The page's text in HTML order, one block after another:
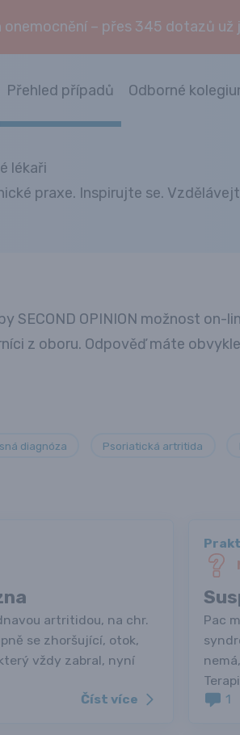
– přes 345 dotazů
Přehled případů Odborné
lékaři
praxe. Inspirujte se.
SECOND OPINION možnost
z oboru. Odpověď máte
diagnóza Psoriatická artritida
artritidou, na chr.
se zhoršující, otok,
vždy zabral, nyní
Číst více
Pac
1